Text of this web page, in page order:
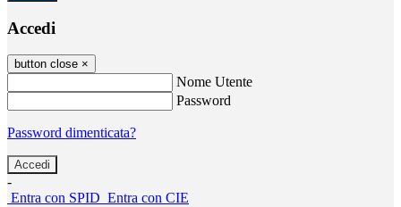
Accedi
button close ×
Nome Utente
Password
Password dimenticata?
-
Entra con SPID Entra con CIE